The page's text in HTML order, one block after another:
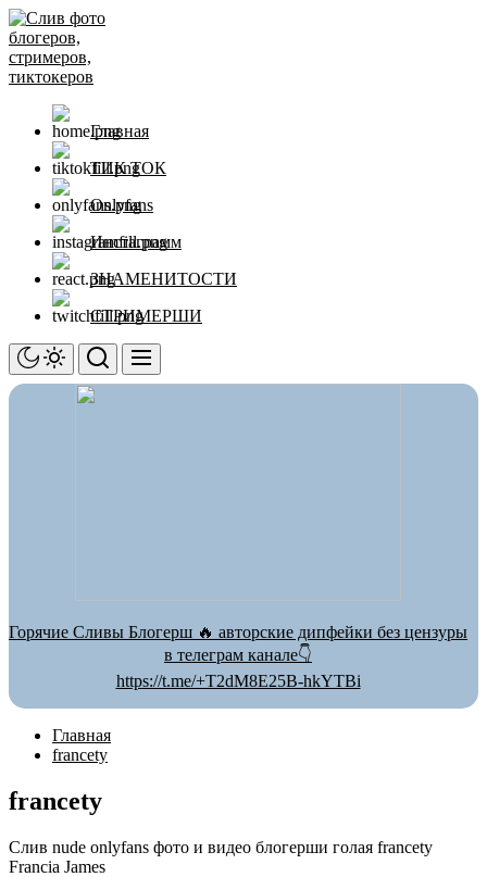
Перейти
к
содержимому
Главная
ТИК ТОК
Onlyfans
Инстаграмм
ЗНАМЕНИТОСТИ
СТРИМЕРШИ
Горячие Сливы Блогерш 🔥 авторские дипфейки без цензуры
в телеграм канале👇
https://t.me/+T2dM8E25B-hkYTBi
Главная
francety
francety
Слив nude onlyfans фото и видео блогерши голая francety
Francia James